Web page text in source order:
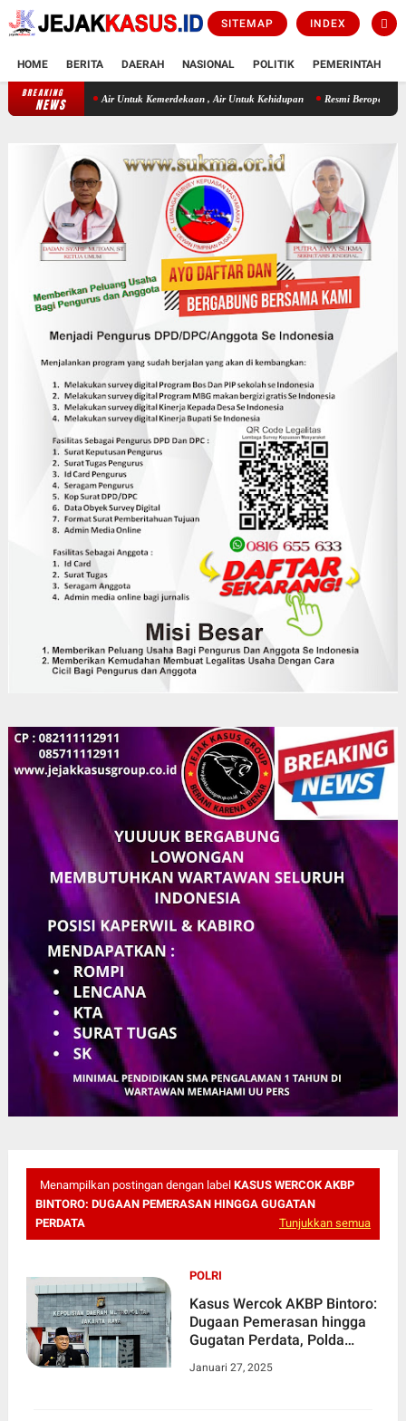
SITEMAP INDEX
HOME BERITA DAERAH NASIONAL POLITIK PEMERINTAH
BREAKING
NEWS
Air Untuk Kemerdekaan , Air Untuk Kehidupan Resmi Beroperasi! Layanan
Menampilkan postingan dengan label KASUS WERCOK AKBP
BINTORO: DUGAAN PEMERASAN HINGGA GUGATAN
PERDATA
Tunjukkan semua
POLRI
Kasus Wercok AKBP Bintoro:
Dugaan Pemerasan hingga
Gugatan Perdata, Polda
Januari 27, 2025